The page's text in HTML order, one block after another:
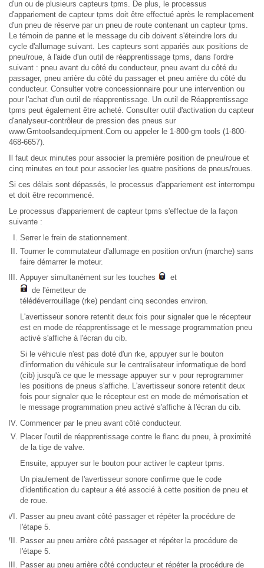
d'un ou de plusieurs capteurs tpms. De plus, le processus
d'appariement de capteur tpms doit être effectué après le remplacement
d'un pneu de réserve par un pneu de route contenant un capteur tpms.
Le témoin de panne et le message du cib doivent s'éteindre lors du
cycle d'allumage suivant. Les capteurs sont appariés aux positions de
pneu/roue, à l'aide d'un outil de réapprentissage tpms, dans l'ordre
suivant : pneu avant du côté du conducteur, pneu avant du côté du
passager, pneu arrière du côté du passager et pneu arrière du côté du
conducteur. Consulter votre concessionnaire pour une intervention ou
pour l'achat d'un outil de réapprentissage. Un outil de Réapprentissage
tpms peut également être acheté. Consulter outil d'activation du capteur
d'analyseur-contrôleur de pression des pneus sur
www.Gmtoolsandequipment.Com ou appeler le 1-800-gm tools (1-800-
468-6657).
Il faut deux minutes pour associer la première position de pneu/roue et
cinq minutes en tout pour associer les quatre positions de pneus/roues.
Si ces délais sont dépassés, le processus d'appariement est interrompu
et doit être recommencé.
Le processus d'appariement de capteur tpms s'effectue de la façon
suivante :
Serrer le frein de stationnement.
Tourner le commutateur d'allumage en position on/run (marche) sans
faire démarrer le moteur.
Appuyer simultanément sur les touches
et
de l'émetteur de
télédéverrouillage (rke) pendant cinq secondes environ.
L'avertisseur sonore retentit deux fois pour signaler que le récepteur
est en mode de réapprentissage et le message programmation pneu
activé s'affiche à l'écran du cib.
Si le véhicule n'est pas doté d'un rke, appuyer sur le bouton
d'information du véhicule sur le centralisateur informatique de bord
(cib) jusqu'à ce que le message appuyer sur v pour reprogrammer
les positions de pneus s'affiche. L'avertisseur sonore retentit deux
fois pour signaler que le récepteur est en mode de mémorisation et
le message programmation pneu activé s'affiche à l'écran du cib.
Commencer par le pneu avant côté conducteur.
Placer l'outil de réapprentissage contre le flanc du pneu, à proximité
de la tige de valve.
Ensuite, appuyer sur le bouton pour activer le capteur tpms.
Un piaulement de l'avertisseur sonore confirme que le code
d'identification du capteur a été associé à cette position de pneu et
de roue.
Passer au pneu avant côté passager et répéter la procédure de
l'étape 5.
Passer au pneu arrière côté passager et répéter la procédure de
l'étape 5.
Passer au pneu arrière côté conducteur et répéter la procédure de